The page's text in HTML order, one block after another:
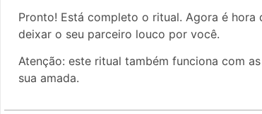
Pronto! Está completo o ritual. Agora é
deixar o seu parceiro louco por você.
Atenção: este ritual também funciona com
sua amada.